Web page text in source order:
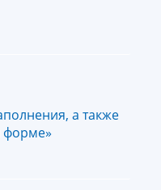
а также
форме»